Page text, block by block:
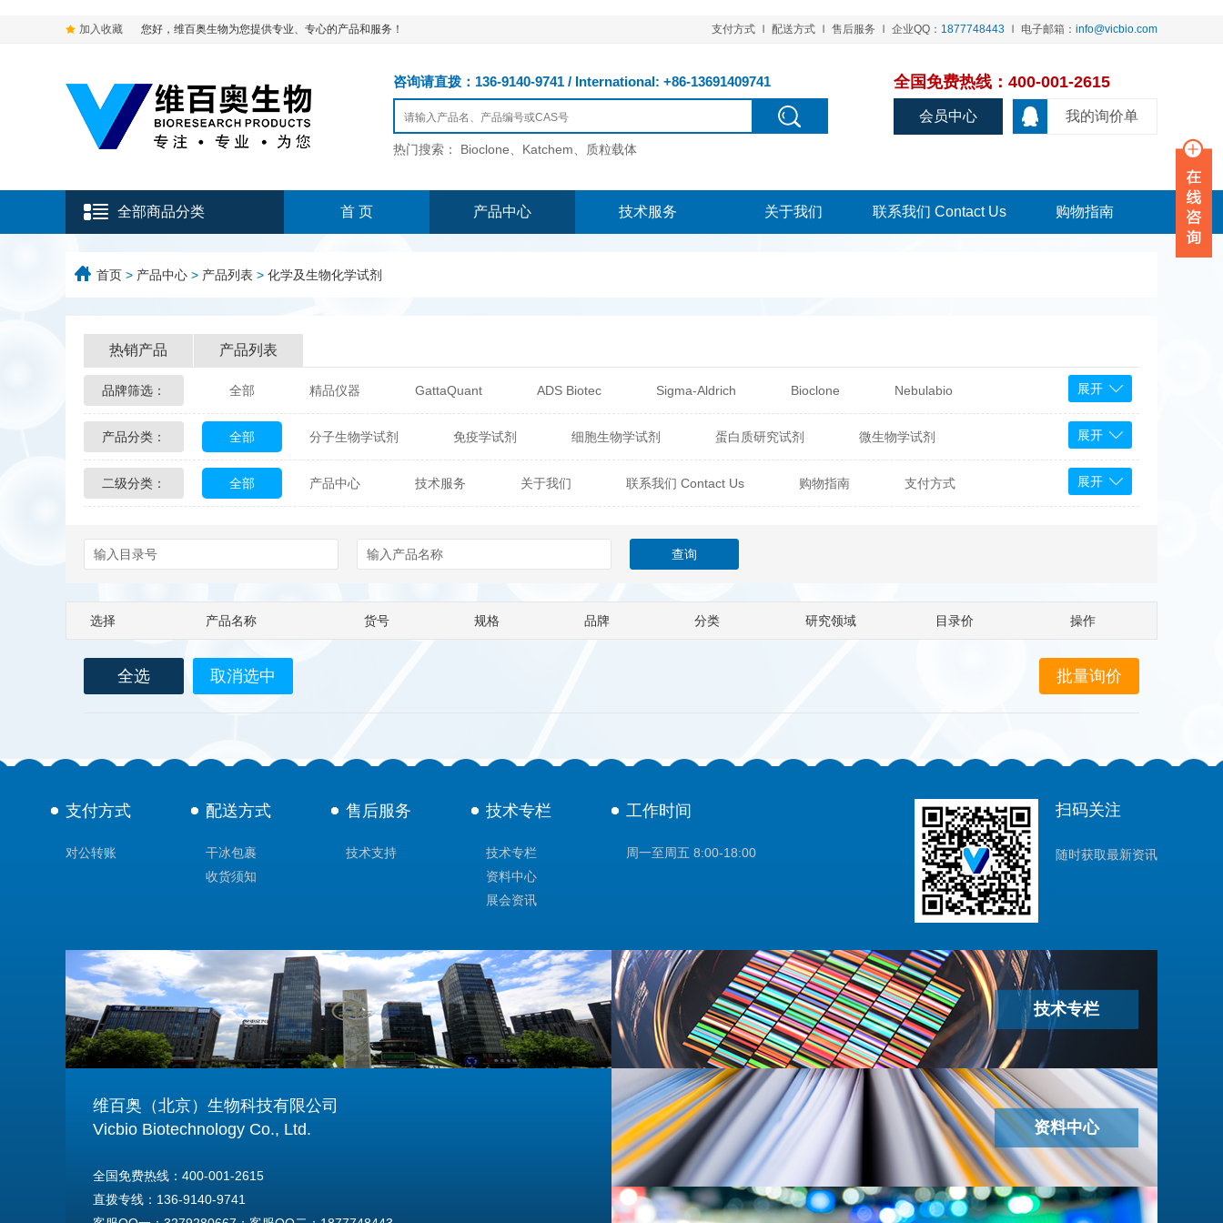
加入收藏 您好，维百奥生物为您提供专业、专心的产品和服务！ 支付方式 配送方式 售后服务 企业QQ： 1877748443 电子邮箱： info@vicbio.com
咨询请直拨：136-9140-9741 / International: +86-13691409741
热门搜索： Bioclone、Katchem、质粒载体
全国免费热线：400-001-2615
我的询价单
会员中心
全部商品分类 首 页 产品中心 技术服务 关于我们 联系我们 Contact Us 购物指南
首页 > 产品中心 > 产品列表 > 化学及生物化学试剂
热销产品 产品列表
品牌筛选： 全部 精品仪器 GattaQuant ADS Biotec Sigma-Aldrich Bioclone Nebulabio
Glycon Biochem Sterlitech 热销产品 辰辉创聚生物® (Nebulabio) BPS Bioscience
Echelon Biosciences Verichem Laboratories Vicbio Biotech Click Chemistry Tools Bioassay Systems
Biotez Berlin Diametra ChemPep Eagle Biosciences Cytodiagnostics
Berry & Associates
Abbexa AbD Serotec Abnova Active Motif
展开
产品分类： 全部 分子生物学试剂 免疫学试剂 细胞生物学试剂 蛋白质研究试剂 微生物学试剂
化学及生物化学试剂 材料学试剂 仪器及设备 耗材及常用物品 其他产品
展开
二级分类： 全部 产品中心 技术服务 关于我们 联系我们 Contact Us 购物指南 支付方式 展开
选择 产品名称 货号 规格 品牌 分类 研究领域 目录价 操作
全选 取消选中
支付方式
对公转账
配送方式
干冰包裹
收货须知
售后服务
技术支持
技术专栏
技术专栏
资料中心
展会资讯
工作时间
周一至周五 8:00-18:00
扫码关注
随时获取最新资讯
维百奥（北京）生物科技有限公司
Vicbio Biotechnology Co., Ltd.
全国免费热线：400-001-2615
直拨专线：136-9140-9741
技术专栏
资料中心